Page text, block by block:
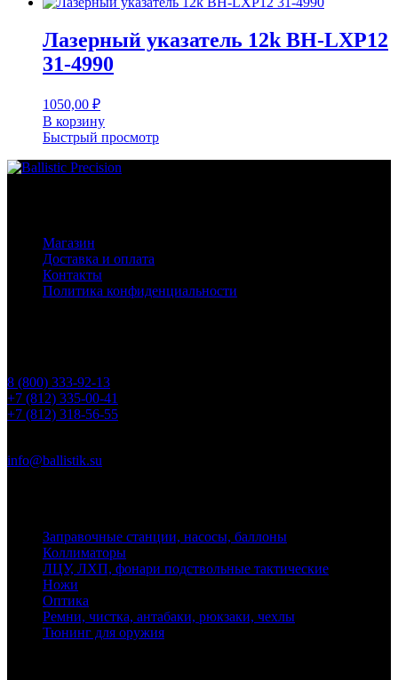
Лазерный указатель 12k BH-LXP12
31-4990
1050,00 ₽
В корзину
Быстрый просмотр
Магазин
Доставка и оплата
Контакты
Политика конфиденциальности
8 (800) 333-92-13
+7 (812) 335-00-41
+7 (812) 318-56-55
info@ballistik.su
Заправочные станции, насосы, баллоны
Коллиматоры
ЛЦУ, ЛХП, фонари подствольные тактические
Ножи
Оптика
Ремни, чистка, антабаки, рюкзаки, чехлы
Тюнинг для оружия